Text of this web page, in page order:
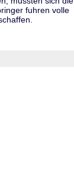
fuhren volle